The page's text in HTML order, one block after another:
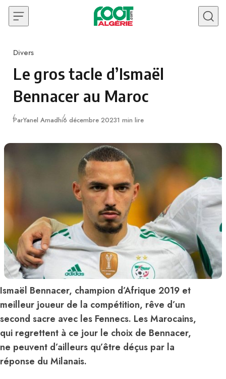
Skip to content
Category
Divers
Le gros tacle d’Ismaël
Bennacer au Maroc
ParYanel AmadhiPublié
6 décembre 20231 min lire
Ismaël Bennacer, champion d’Afrique 2019 et
meilleur joueur de la compétition, rêve d’un
second sacre avec les Fennecs. Les Marocains,
qui regrettent à ce jour le choix de Bennacer,
ne peuvent d’ailleurs qu’être déçus par la
réponse du Milanais.